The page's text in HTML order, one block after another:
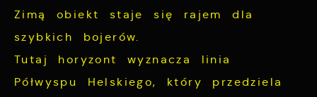
Zimą obiekt staje się rajem dla
szybkich bojerów.
Tutaj horyzont wyznacza linia
Półwyspu Helskiego, który przedziela